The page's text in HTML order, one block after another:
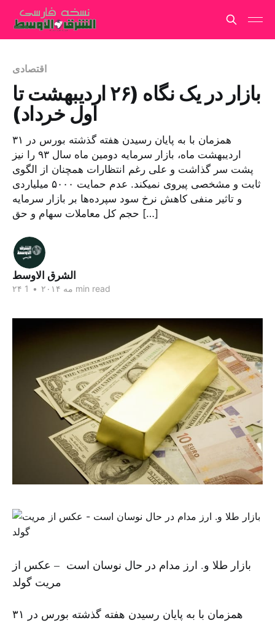
اقتصادی
بازار در یک نگاه (۲۶ اردیبهشت تا
اول خرداد)
همزمان با بە پایان رسیدن هفتە گذشتە بورس در ٣١
اردیبهشت ماە، بازار سرمایە دومین ماە سال ٩٣ را نیز
پشت سر گذاشت و علی رغم انتظارات همچنان از الگوی
ثابت و مشخصی پیروی نمیکند. عدم حمایت ۵٠٠٠ میلیاردی
و تاثیر منفی کاهش نرخ سود سپردەها بر بازار سرمایە
حجم کل معاملات سهام و حق […]
الشرق الاوسط
۲۴ مه ۲۰۱۴ • 1 min read
بازار طلا و. ارز مدام در حال نوسان است – عکس از
مریت گولد
همزمان با بە پایان رسیدن هفتە گذشتە بورس در ٣١